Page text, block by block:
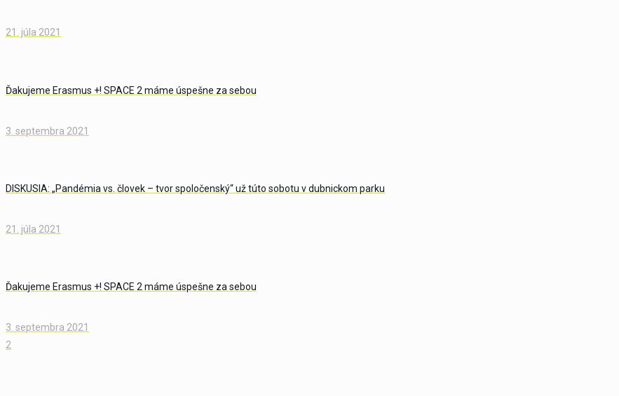
21. júla 2021
Ďakujeme Erasmus +! SPACE 2 máme úspešne za sebou
3. septembra 2021
DISKUSIA: „Pandémia vs. človek – tvor spoločenský“ už túto sobotu v dubnickom parku
21. júla 2021
Ďakujeme Erasmus +! SPACE 2 máme úspešne za sebou
3. septembra 2021
2